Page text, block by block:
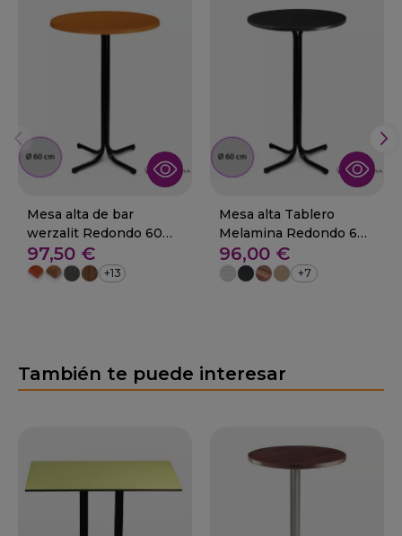
Mesa alta de bar
werzalit Redondo 60
cm 01-PAZOS
97,50 €
+13
Mesa alta Tablero
Melamina Redondo 60
cm.01-PAZOS
96,00 €
+7
También te puede interesar